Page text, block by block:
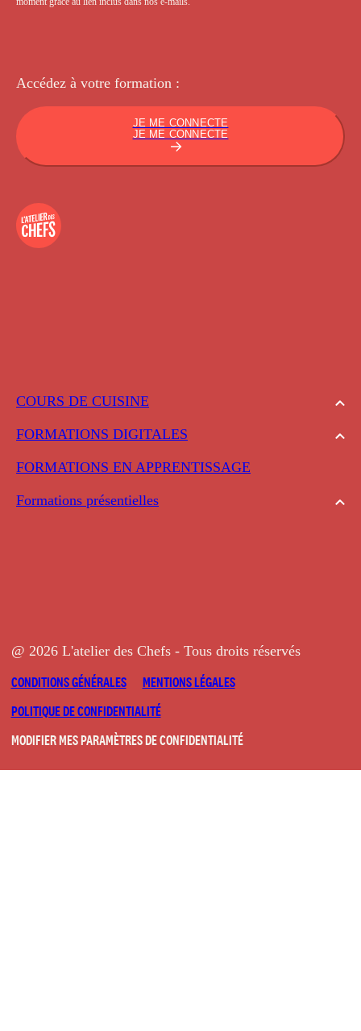
COURS DE CUISINE
FORMATIONS DIGITALES
FORMATIONS EN APPRENTISSAGE
Formations présentielles
Accédez à votre formation :
JE ME CONNECTE
JE ME CONNECTE
@ 2026 L'atelier des Chefs - Tous droits réservés
CONDITIONS GÉNÉRALES
MENTIONS LÉGALES
POLITIQUE DE CONFIDENTIALITÉ
MODIFIER MES PARAMÈTRES DE CONFIDENTIALITÉ